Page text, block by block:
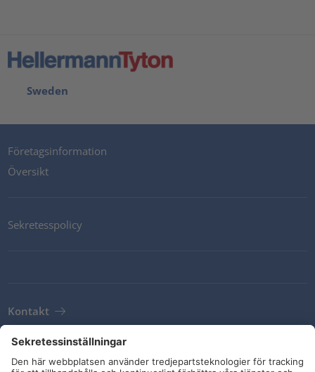
Sweden
Företagsinformation
Översikt
Sekretesspolicy
Kontakt